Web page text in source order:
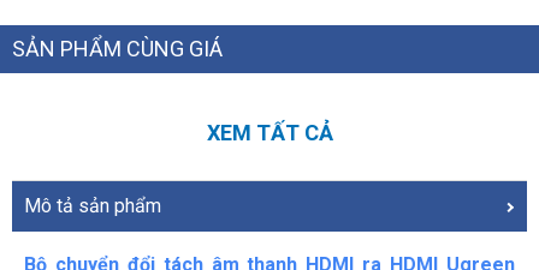
SẢN PHẨM CÙNG GIÁ
XEM TẤT CẢ
Mô tả sản phẩm
Bộ chuyển đổi tách âm thanh HDMI ra HDMI Ugreen